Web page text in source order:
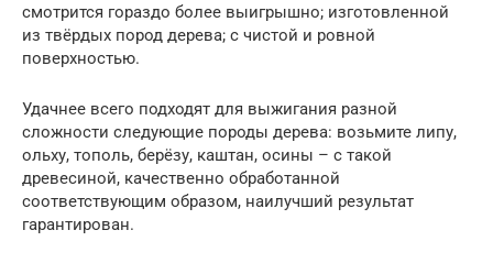
смотрится гораздо более выигрышно; изготовленной
из твёрдых пород дерева; с чистой и ровной
поверхностью.
Удачнее всего подходят для выжигания разной
сложности следующие породы дерева: возьмите липу,
ольху, тополь, берёзу, каштан, осины – с такой
древесиной, качественно обработанной
соответствующим образом, наилучший результат
гарантирован.